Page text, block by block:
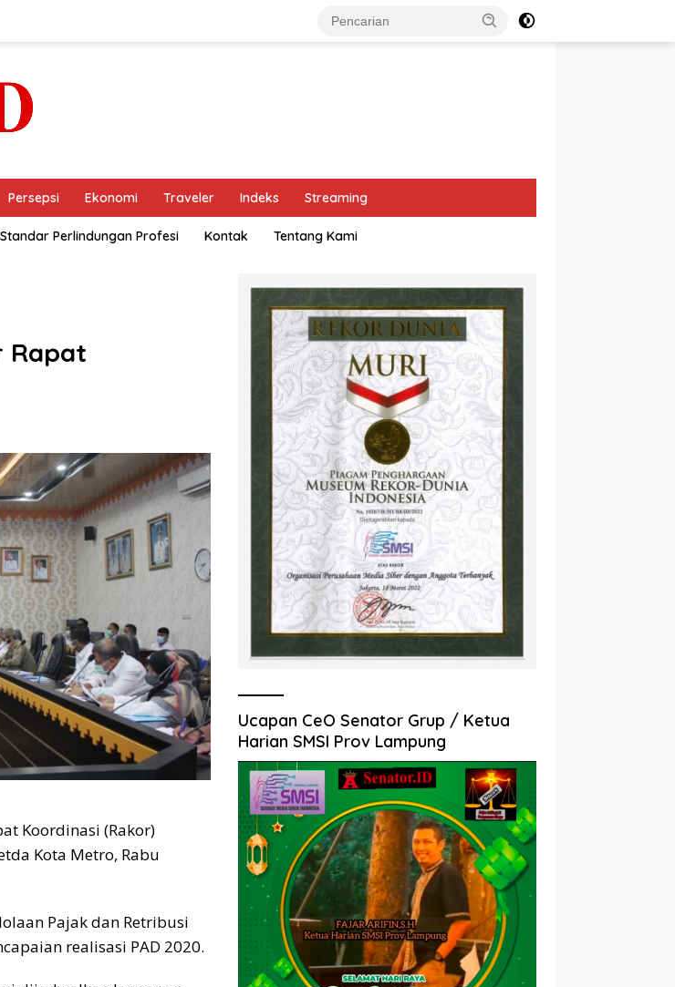
Persepsi Ekonomi Traveler Indeks Streaming
Standar Perlindungan Profesi Kontak Tentang Kami
Rapat
Koordinasi (Rakor)
Kota Metro, Rabu
Pajak dan Retribusi
realisasi PAD 2020.
Ucapan CeO Senator Grup / Ketua
Harian SMSI Prov Lampung